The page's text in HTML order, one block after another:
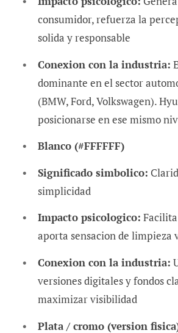
consumidor, refuerza la
solida y responsable
Conexion con la industria:
dominante en el sector
(BMW, Ford, Volkswagen).
posicionarse en ese mismo
Blanco (#FFFFFF)
Significado simbolico:
simplicidad
Impacto psicologico:
aporta sensacion de limpieza
Conexion con la industria:
versiones digitales y fondos
maximizar visibilidad
Plata / cromo (version